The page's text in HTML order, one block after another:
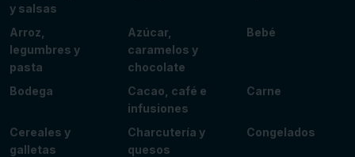
y salsas
Arroz,
legumbres y
pasta
Azúcar,
caramelos y
chocolate
Bebé
Bodega
Cacao, café e
infusiones
Carne
Cereales y
galletas
Charcutería y
quesos
Congelados